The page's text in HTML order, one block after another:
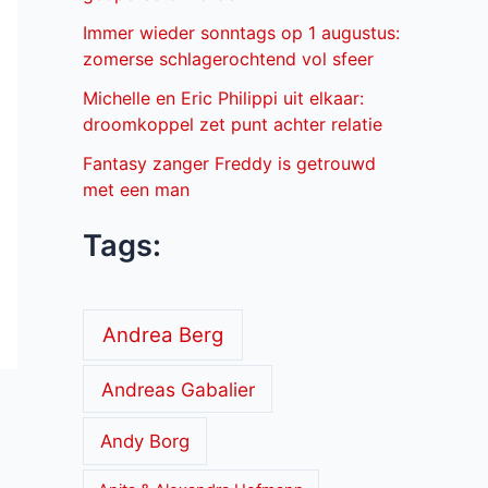
Immer wieder sonntags op 1 augustus:
zomerse schlagerochtend vol sfeer
Michelle en Eric Philippi uit elkaar:
droomkoppel zet punt achter relatie
Fantasy zanger Freddy is getrouwd
met een man
Tags:
Andrea Berg
Andreas Gabalier
Andy Borg